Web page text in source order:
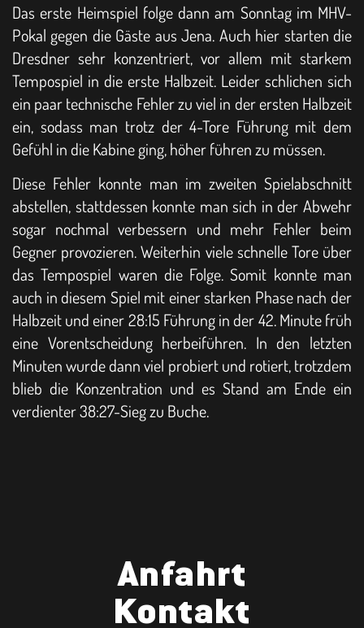
Das erste Heimspiel folge dann am Sonntag im MHV-
Pokal gegen die Gäste aus Jena. Auch hier starten die
Dresdner sehr konzentriert, vor allem mit starkem
Tempospiel in die erste Halbzeit. Leider schlichen sich
ein paar technische Fehler zu viel in der ersten Halbzeit
ein, sodass man trotz der 4-Tore Führung mit dem
Gefühl in die Kabine ging, höher führen zu müssen.
Diese Fehler konnte man im zweiten Spielabschnitt
abstellen, stattdessen konnte man sich in der Abwehr
sogar nochmal verbessern und mehr Fehler beim
Gegner provozieren. Weiterhin viele schnelle Tore über
das Tempospiel waren die Folge. Somit konnte man
auch in diesem Spiel mit einer starken Phase nach der
Halbzeit und einer 28:15 Führung in der 42. Minute früh
eine Vorentscheidung herbeiführen. In den letzten
Minuten wurde dann viel probiert und rotiert, trotzdem
blieb die Konzentration und es Stand am Ende ein
verdienter 38:27-Sieg zu Buche.
Anfahrt
Kontakt